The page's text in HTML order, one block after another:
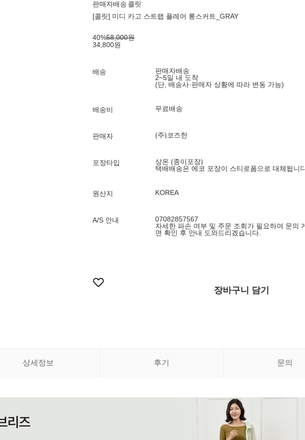
판매자배송 콜릿
[콜릿] 미디 카고 스트랩 플레어 롱스커트_GRAY
40%58,000원
34,800원
배송
판매자배송
2~5일 내 도착
(단, 배송사·판매자 상황에 따라 변동 가능)
배송비 무료배송
판매자 (주)코즈한
포장타입
상온 (종이포장)
택배배송은 에코 포장이 스티로폼으로 대체됩니
원산지 KOREA
A/S 안내
07082857567
자세한 파손 여부 및 주문 조회가 필요하여 문의
면 확인 후 안내 도와드리겠습니다.
장바구니 담기
상세정보 후기 문의